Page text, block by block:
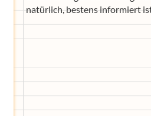
natürlich, bestens informiert